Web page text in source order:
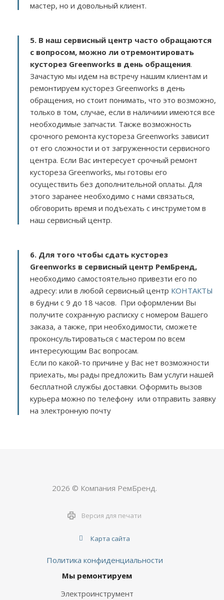
мастер, но и довольный клиент.
5. В наш сервисный центр часто обращаются
с вопросом, можно ли отремонтировать
кусторез Greenworks в день обращения.
Зачастую мы идем на встречу нашим клиентам и
ремонтируем кусторез Greenworks в день
обращения, но стоит понимать, что это возможно,
только в том, случае, если в наличиии имеются все
необходимые запчасти. Также возможность
срочного ремонта кустореза Greenworks зависит
от его сложности и от загруженности сервисного
центра. Если Вас интересует срочный ремонт
кустореза Greenworks, мы готовы его
осуществить без дополнительной оплаты. Для
этого заранее необходимо с нами связаться,
обговорить время и подъехать с инструметом в
наш сервисный центр.
6. Для того чтобы сдать кусторез
Greenworks в сервисный центр РемБренд,
необходимо самостоятельно привезти его по
адресу: или в любой сервисный центр КОНТАКТЫ
в будни с 9 до 18 часов. При оформлении Вы
получите сохранную расписку с номером Вашего
заказа, а также, при необходимости, сможете
проконсультироваться с мастером по всем
интересующим Вас вопросам.
Если по какой-то причине у Вас нет возможности
приехать, мы рады предложить Вам услуги нашей
бесплатной службы доставки. Оформить вызов
курьера можно по телефону или отправить заявку
на электронную почту
2026 © Компания РемБренд.
Версия для печати
Карта сайта
Политика конфиденциальности
Мы ремонтируем
Электроинструмент